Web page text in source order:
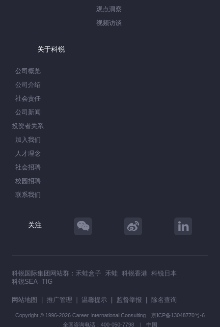
观点洞察
视频访谈
关于科锐
公司概览
公司介绍
社会责任
公司新闻
投资者关系
加入我们
人才理念
社会招聘
校园招聘
联系我们
关注
科锐国际集团网站群： 禾蛙盒子 禾蛙 科锐香港 科锐日本
科锐SEA TIG
网站地图 | 推广管理 | 温馨提示 | 监督举报 | 除名查询
Copyright © 1996-2026 Career International Consulting 京ICP备13048770号-6
全国咨询电话：400-050-7798 | 中国